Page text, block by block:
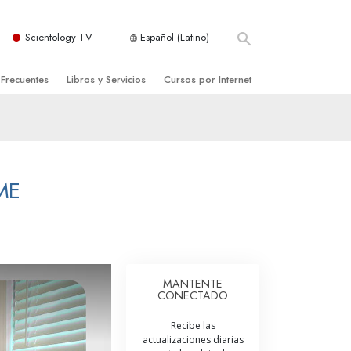
Scientology TV Español (Latino)
de Scientology
Libros y Servicios
Introductorias
Cursos por Internet
La Integridad y la Honestidad
El Matrimonio
La Escala Tonal Emocional
MANTENTE
CONECTADO
Recibe las
actualizaciones diarias